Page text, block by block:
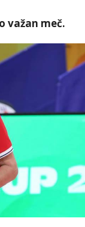
važan meč.